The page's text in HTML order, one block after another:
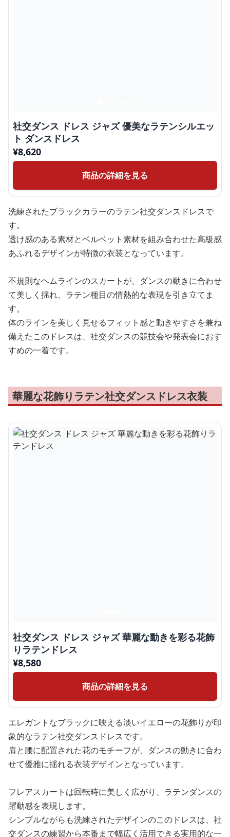
社交ダンス ドレス ジャズ 優美なラテンシルエッ
ト ダンスドレス
¥8,620
商品の詳細を見る
洗練されたブラックカラーのラテン社交ダンスドレスで
す。
透け感のある素材とベルベット素材を組み合わせた高級感
あふれるデザインが特徴の衣装となっています。
不規則なヘムラインのスカートが、ダンスの動きに合わせ
て美しく揺れ、ラテン種目の情熱的な表現を引き立てま
す。
体のラインを美しく見せるフィット感と動きやすさを兼ね
備えたこのドレスは、社交ダンスの競技会や発表会におす
すめの一着です。
華麗な花飾りラテン社交ダンスドレス衣装
社交ダンス ドレス ジャズ 華麗な動きを彩る花飾
りラテンドレス
¥8,580
商品の詳細を見る
エレガントなブラックに映える淡いイエローの花飾りが印
象的なラテン社交ダンスドレスです。
肩と腰に配置された花のモチーフが、ダンスの動きに合わ
せて優雅に揺れる衣装デザインとなっています。
フレアスカートは回転時に美しく広がり、ラテンダンスの
躍動感を表現します。
シンプルながらも洗練されたデザインのこのドレスは、社
交ダンスの練習から本番まで幅広く活用できる実用的な一